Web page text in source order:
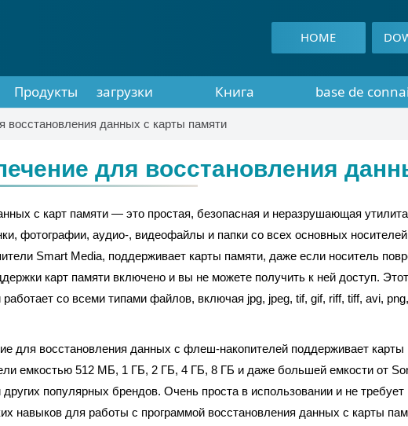
HOME
Продукты загрузки
Книга
восстановления
base de
восстановления данных с карты памяти
для восстановления
с карт памяти — это простая, безопасная и неразрушающая
фотографии, аудио-, видеофайлы и папки со всех основных носителей
Smart Media, поддерживает карты памяти, даже если носитель
карт памяти включено и вы не можете получить к ней доступ. Этот
со всеми типами файлов, включая jpg, jpeg, tif, gif, riff, tiff, avi,
для восстановления данных с флеш-накопителей поддерживает карты
емкостью 512 МБ, 1 ГБ, 2 ГБ, 4 ГБ, 8 ГБ и даже большей емкости от
популярных брендов. Очень проста в использовании и не требует
навыков для работы с программой восстановления данных с карты